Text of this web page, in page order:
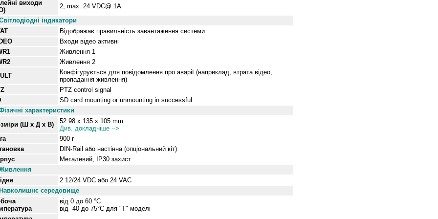
виходи
2, max. 24 VDC@ 1A
індикатори
Відображає правильність завантаження системи
Входи відео активні
Живлення 1
Живлення 2
Конфігурується для повідомлення про аварії (наприклад, втрата відео,
пропадання живлення)
PTZ control signal
SD card mounting or unmounting in successful
характеристики
(Ш x Д x В)
52.98 x 135 x 105 mm
Див. докладніше -->
900 г
DIN-Rail або настінна (опціональний кіт)
Металевий, IP30 захист
2 12/24 VDC або 24 VAC
середовище
від 0 до 60 °С
від -40 до 75°C для "Т" моделі